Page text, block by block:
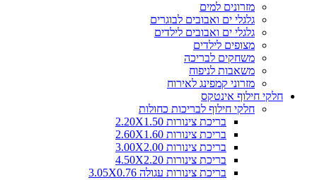
מזרונים למים
גלגלי ים ואבובים לבוגרים
גלגלי ים ואבובים לילדים
מצופים לילדים
משחקים לבריכה
משאבות לניפוח
מזרוני קמפינג לאירוח
חלקי חילוף אינטקס
חלקי חילוף לבריכות כחולות
בריכת צינורות 2.20X1.50
בריכת צינורות 2.60X1.60
בריכת צינורות 3.00X2.00
בריכת צינורות 4.50X2.20
בריכת צינורות עגולה 3.05X0.76